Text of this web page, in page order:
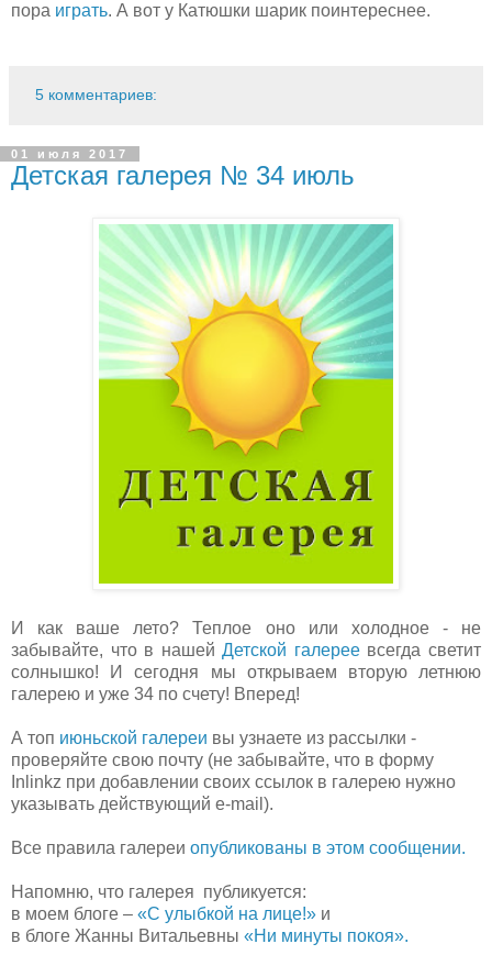
пора играть. А вот у Катюшки шарик поинтереснее.
5 комментариев:
01 июля 2017
Детская галерея № 34 июль
И как ваше лето? Теплое оно или холодное - не
забывайте, что в нашейДетской галереевсегда светит
солнышко! И сегодня мы открываем вторую летнюю
галерею и уже 34 по счету! Вперед!
А топ июньской галереи вы узнаете из рассылки -
проверяйте свою почту (не забывайте, что в форму
Inlinkz при добавлении своих ссылок в галерею нужно
указывать действующий е-mail).
Все правила галереи опубликованы в этом сообщении.
Напомню, что галерея публикуется:
в моем блоге – «С улыбкой на лице!» и
в блоге Жанны Витальевны «Ни минуты покоя».